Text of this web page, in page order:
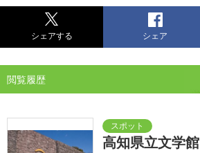
シェアする シェア
閲覧履歴
高知県立文学館